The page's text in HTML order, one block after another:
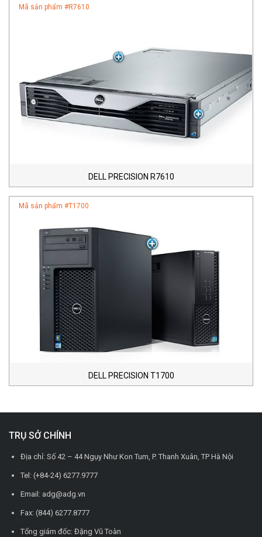
Mã sản phẩm #R7610
DELL PRECISION R7610
Mã sản phẩm #T1700
DELL PRECISION T1700
TRỤ SỞ CHÍNH
Địa chỉ: Số 42 – 44 Ngụy Như Kon Tum, P. Thanh Xuân, TP Hà Nội
Tel: (+84-24) 6277.9777
Email: adg@adg.vn
Fax: (844) 6277.8777
Tổng giám đốc: Đặng Vũ Toàn